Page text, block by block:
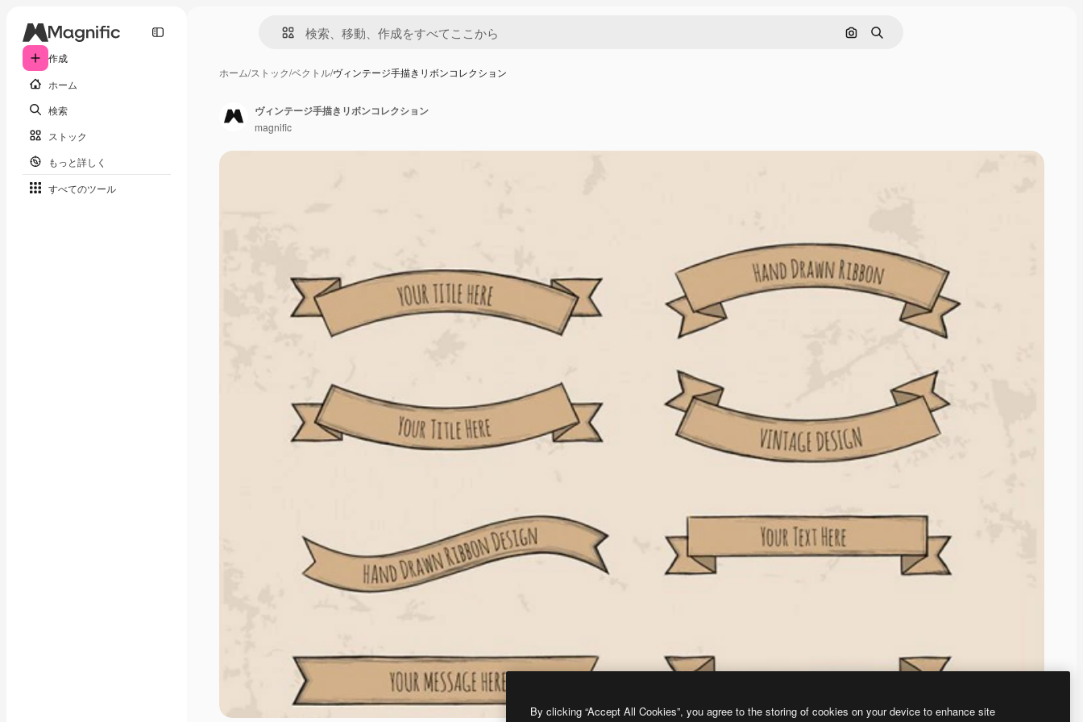
作成
ホーム
検索
ストック
もっと詳しく
すべてのツール
画像で検索
検索
ホーム/ストック/ベクトル/ヴィンテージ手描きリボンコレクション
ヴィンテージ手描きリボンコレクション
magnific
By clicking “Accept All Cookies”, you agree to the storing of cookies on your device to enhance site